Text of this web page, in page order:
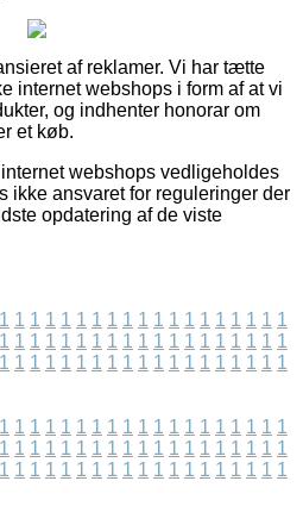
af reklamer. Vi har tætte
internet webshops i form af at vi
og indhenter honorar om
et køb.
webshops vedligeholdes
ikke ansvaret for reguleringer der
opdatering af de viste
1 1 1 1 1 1 1 1 1 1 1 1 1 1 1 1 1 1 1
1 1 1 1 1 1 1 1 1 1 1 1 1 1 1 1 1 1 1
1 1 1 1 1 1 1 1 1 1 1 1 1 1 1 1 1 1 1
1 1 1 1 1 1 1 1 1 1 1 1 1 1 1 1 1 1 1
1 1 1 1 1 1 1 1 1 1 1 1 1 1 1 1 1 1 1
1 1 1 1 1 1 1 1 1 1 1 1 1 1 1 1 1 1 1